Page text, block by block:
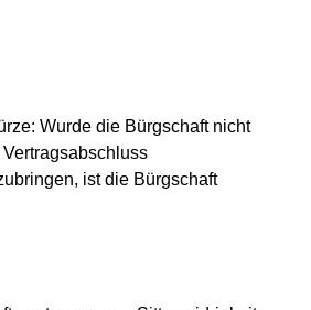
Wurde die Bürgschaft nicht
ist die Bürgschaft